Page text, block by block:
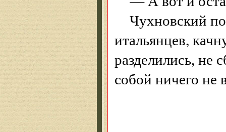
Чухновский
итальянцев,
разделились, не
собой ничего не